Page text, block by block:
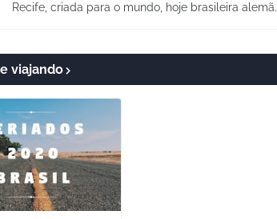
Recife, criada para o mundo, hoje brasileira alemã.
viajando